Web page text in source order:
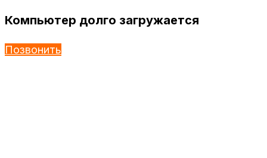
Компьютер долго загружается
Позвонить